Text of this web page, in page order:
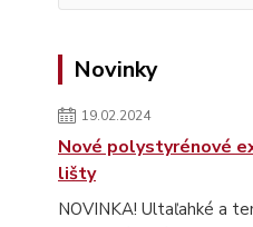
Novinky
19.02.2024
Nové polystyrénové
lišty
NOVINKA! Ultaľahké a